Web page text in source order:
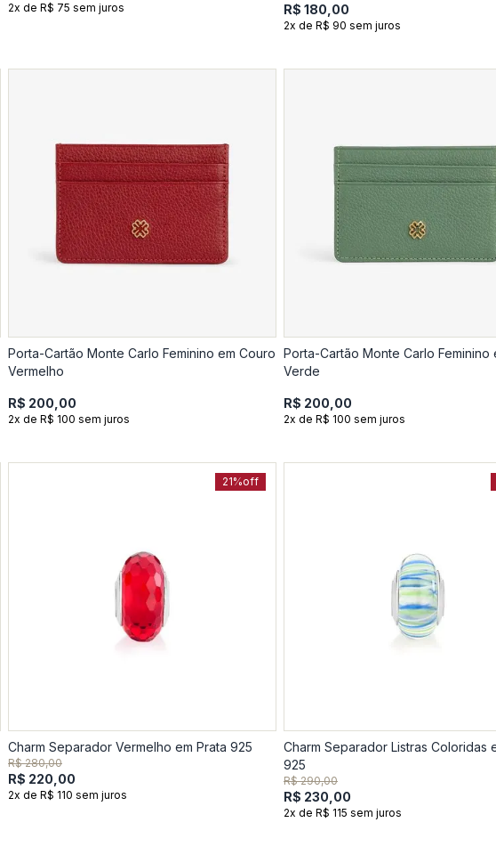
2x de R$ 75 sem juros R$ 180,00
2x de R$ 90 sem juros
Porta-Cartão Monte Carlo Feminino em Couro
Vermelho
R$ 200,00
2x de R$ 100 sem juros
Porta-Cartão Monte Carlo Feminino
Verde
R$ 200,00
2x de R$ 100 sem juros
21%off
Charm Separador Vermelho em Prata 925
R$ 280,00
R$ 220,00
2x de R$ 110 sem juros
Charm Separador Listras Coloridas
925
R$ 290,00
R$ 230,00
2x de R$ 115 sem juros